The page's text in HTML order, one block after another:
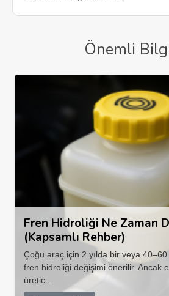
Önemli
Fren Hidroliği Ne Zaman
(Kapsamlı Rehber)
Çoğu araç için 2 yılda bir veya 40–60
fren hidroliği değişimi önerilir. Ancak
üretic...